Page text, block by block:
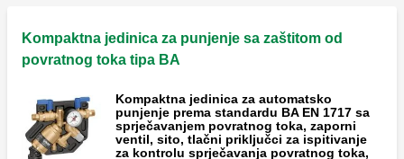
Kompaktna jedinica za punjenje sa zaštitom od
povratnog toka tipa BA
Kompaktna jedinica za automatsko
punjenje prema standardu BA EN 1717 sa
sprječavanjem povratnog toka, zaporni
ventil, sito, tlačni priključci za ispitivanje
za kontrolu sprječavanja povratnog toka,